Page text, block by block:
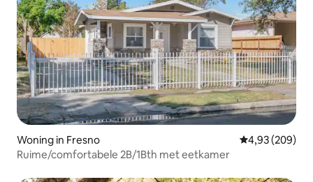
Woning in Fresno Gemiddelde
4,93 (209)
Ruime/comfortabele 2B/1Bth met eetkamer